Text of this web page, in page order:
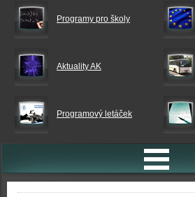
Programy pro školy
Aktuality AK
Programový letáček